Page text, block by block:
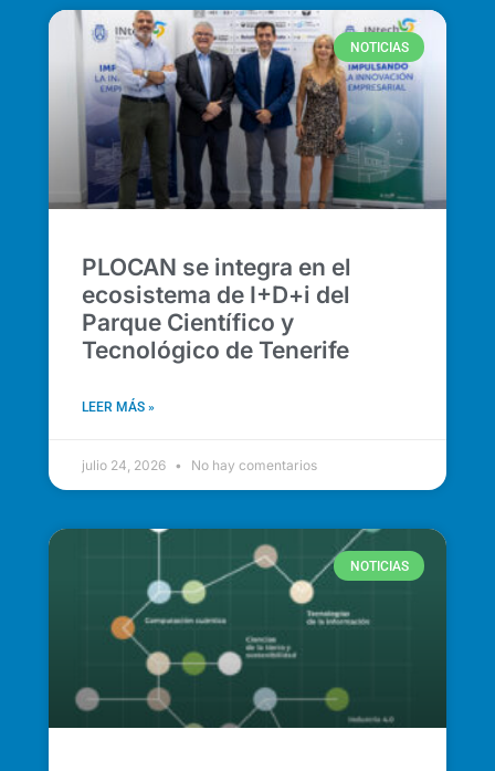
NOTICIAS
PLOCAN se integra en el
ecosistema de I+D+i del
Parque Científico y
Tecnológico de Tenerife
LEER MÁS »
julio 24, 2026 No hay comentarios
NOTICIAS